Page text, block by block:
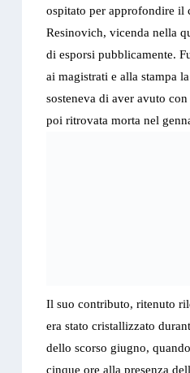
ospitato per approfondire il
Resinovich, vicenda nella
di esporsi pubblicamente.
ai magistrati e alla stampa
sosteneva di aver avuto
poi ritrovata morta nel
Il suo contributo, ritenuto
era stato cristallizzato
dello scorso giugno,
cinque ore alla presenza